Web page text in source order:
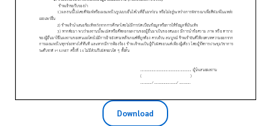
Download